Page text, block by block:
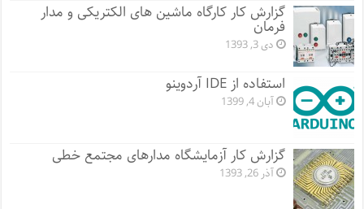
گزارش کار کارگاه ماشین های الکتریکی و مدار
فرمان
دی 3, 1393
استفاده از IDE آردوینو
آبان 4, 1399
گزارش کار آزمایشگاه مدارهای مجتمع خطی
آذر 26, 1393